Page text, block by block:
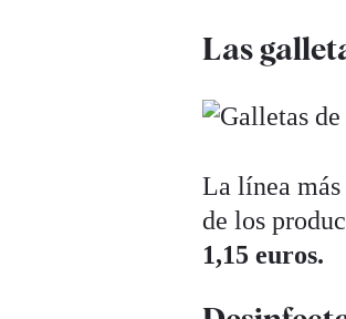
Las
La línea más
de los
1,15 euros.